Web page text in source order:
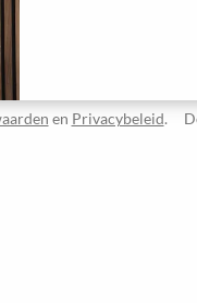
en Privacybeleid.